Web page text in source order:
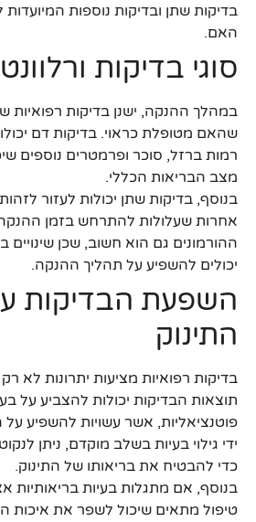
בדיקות שתן ובדיקות נוספות
האם.
סוגי בדיקות
במהלך ההנקה, ישנן בדיקות רפואיות
שהאם מטופלת כראוי. בדיקות דם
רמות ברזל, סוכר ופרמטרים נוספים
מצב הבריאות הכללי.
בנוסף, בדיקות שתן יכולות לעזור
אחרות שעלולות להתרחש בזמן
ההורמונים גם הוא חשוב, שכן שינויים
יכולים להשפיע על תהליך ההנקה.
השפעת הבדיקות
התינוק
בדיקות רפואיות מציעות יתרונות לא
תוצאות הבדיקות יכולות להצביע על
פוטנציאליות, אשר עשויות להשפיע
ידי גילוי בעיות בשלב מוקדם, ניתן
כדי להבטיח את בריאותו של התינוק.
בנוסף, אם מתגלות בעיות בריאותיות
טיפול מתאים שיכול לשפר את איכות